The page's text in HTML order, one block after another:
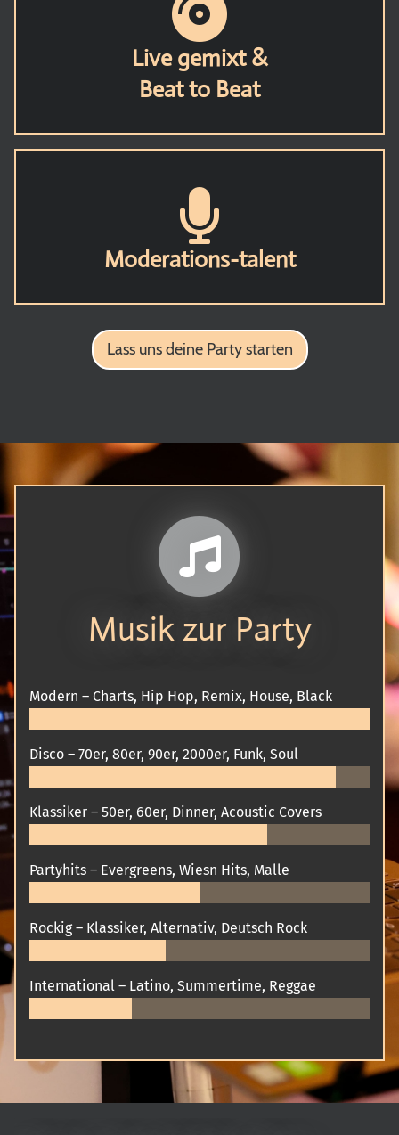
Live gemixt &
Beat to Beat
Moderations-talent
Lass uns deine Party starten
Musik zur Party
Modern – Charts, Hip Hop, Remix, House, Black
Disco – 70er, 80er, 90er, 2000er, Funk, Soul
Klassiker – 50er, 60er, Dinner, Acoustic Covers
Partyhits – Evergreens, Wiesn Hits, Malle
Rockig – Klassiker, Alternativ, Deutsch Rock
International – Latino, Summertime, Reggae